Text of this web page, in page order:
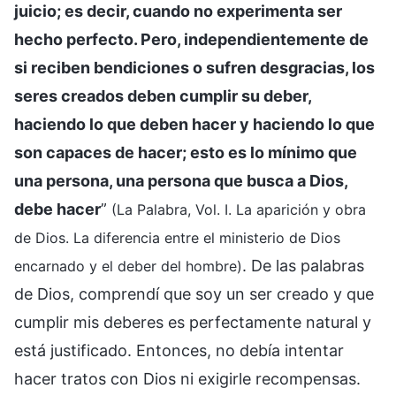
juicio; es decir, cuando no experimenta ser
hecho perfecto. Pero, independientemente de
si reciben bendiciones o sufren desgracias, los
seres creados deben cumplir su deber,
haciendo lo que deben hacer y haciendo lo que
son capaces de hacer; esto es lo mínimo que
una persona, una persona que busca a Dios,
debe hacer” (La Palabra, Vol. I. La aparición y obra
de Dios. La diferencia entre el ministerio de Dios
encarnado y el deber del hombre). De las palabras
de Dios, comprendí que soy un ser creado y que
cumplir mis deberes es perfectamente natural y
está justificado. Entonces, no debía intentar
hacer tratos con Dios ni exigirle recompensas.